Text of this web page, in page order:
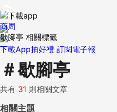
下載App抽好禮 訂閱電子報
商周
歇腳亭 相關標籤
＃歇腳亭
共有 31 則相關文章
相關主題